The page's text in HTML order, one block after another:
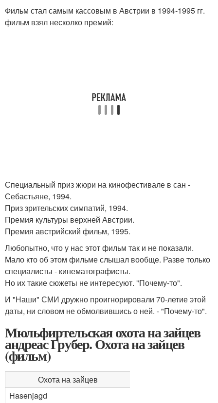
Фильм стал самым кассовым в Австрии в 1994-1995 гг.
фильм взял несколко премий:
Специальный приз жюри на кинофестивале в сан -
Себастьяне, 1994.
Приз зрительских симпатий, 1994.
Премия культуры верхней Австрии.
Премия австрийский фильм, 1995.
Любопытно, что у нас этот фильм так и не показали.
Мало кто об этом фильме слышал вообще. Разве только
специалисты - кинематографисты.
Но их такие сюжеты не интересуют. "Почему-то".
И "Наши" СМИ дружно проигнорировали 70-летие этой
даты, ни словом не обмолвившись о ней. - "Почему-то".
Мюльфиртельская охота на зайцев
андреас Грубер. Охота на зайцев
(фильм)
Охота на зайцев
Hasenjagd